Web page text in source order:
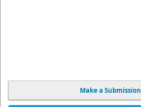
Make a Submission